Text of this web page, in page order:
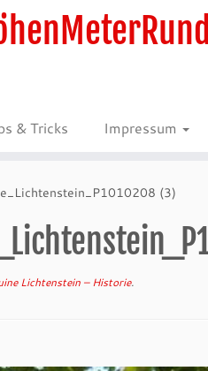
& Tricks Impressum
(3)
Lichtenstein – Historie.